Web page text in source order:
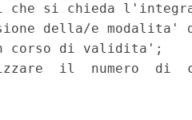
che si chieda
della/e modalita'
corso di validita';
il  numero  di